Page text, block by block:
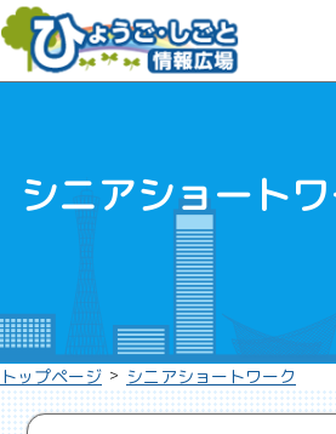
シニアショート
トップページ > シニアショートワーク